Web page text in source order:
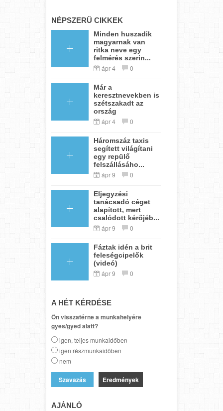
NÉPSZERŰ CIKKEK
Minden huszadik
magyarnak van
ritka neve egy
felmérés szerin...
ápr 4 0
Már a
keresztnevekben is
szétszakadt az
ország
ápr 4 0
Háromszáz taxis
segített világítani
egy repülő
felszállásáho...
ápr 9 0
Eljegyzési
tanácsadó céget
alapított, mert
csalódott kérőjéb...
ápr 9 0
Fáztak idén a brit
feleségcipelők
(videó)
ápr 9 0
A HÉT KÉRDÉSE
Ön visszatérne a munkahelyére
gyes/gyed alatt?
igen, teljes munkaidőben
igen részmunkaidőben
nem
Eredmények
AJÁNLÓ